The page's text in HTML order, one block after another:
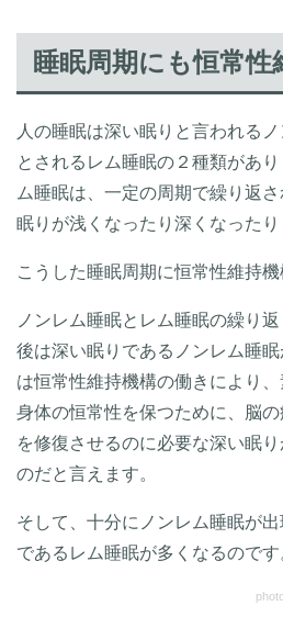
睡眠周期にも恒常性
人の睡眠は深い眠りと言われる
とされるレム睡眠の２種類があ
ム睡眠は、一定の周期で繰り返
眠りが浅くなったり深くなったり
こうした睡眠周期に恒常性維持機
ノンレム睡眠とレム睡眠の繰り
後は深い眠りであるノンレム睡
は恒常性維持機構の働きにより
身体の恒常性を保つために、脳
を修復させるのに必要な深い眠
のだと言えます。
そして、十分にノンレム睡眠が
であるレム睡眠が多くなるのです